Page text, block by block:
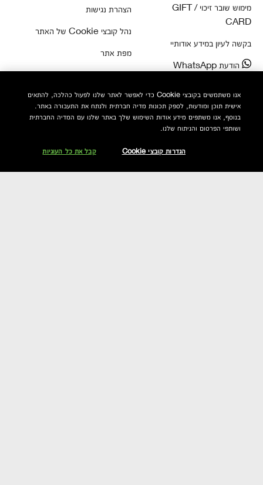
מימוש שובר זיכוי / GIFT
CARD
בקשה לעיון במידע אודותיי
הודעת WhatsApp
צור קשר
מידע כללי
הצהרת נגישות
נהל קובצי Cookie של האתר
מפת אתר
אנו משתמשים בקובצי Cookie כדי לאפשר לאתר שלנו לפעול כהלכה, להתאים
אישית תוכן ומודעות, לספק תכונות מדיה חברתית ולנתח את התעבורה באתר.
בנוסף, אנו משתפים מידע אודות השימוש שלך באתר שלנו עם המדיה החברתית
ושותפי הפרסום והניתוח שלנו.
הגדרות קובצי Cookie קבל את כל העוגיות